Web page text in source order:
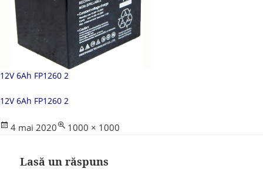
12V 6Ah FP1260 2
12V 6Ah FP1260 2
Posted
4 mai 2020
Full
1000 × 1000
Lasă un răspuns